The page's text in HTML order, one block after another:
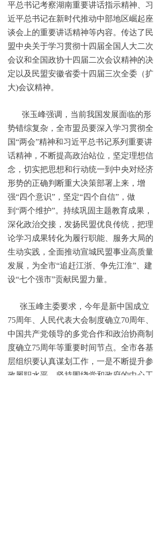
平总书记考察湖南重要讲话指示精神、习
近平总书记在新时代推动中部地区崛起座
谈会上的重要讲话精神等内容。传达了民
盟中央关于学习贯彻十四届全国人大二次
会议和全国政协十四届二次会议精神的决
定以及民盟安徽省委十四届三次全委（扩
大)会议精神。
张玉峰强调，当前我国发展面临的形
势错综复杂，全市盟员要深入学习贯彻全
国“两会”精神和习近平总书记系列重要讲
话精神，不断提高政治站位，坚定理想信
念，切实把思想和行动统一到中央对经济
形势的正确判断重大决策部署上来，增
强“四个意识”，坚定“四个自信”，做
到“两个维护”。持续巩固主题教育成果，
深化政治交接，发扬民盟优良传统，把理
论学习成果转化为履行职能、服务大局的
生动实践，全面推动宣城民盟事业高质量
发展，为全市“追赶江浙、争先江淮”、建
设“七个强市”贡献民盟力量。
张玉峰主委要求，今年是新中国成立
75周年、人民代表大会制度确立70周年、
中国共产党领导的多党合作和政治协商制
度确立75周年等重要时间节点。全市各基
层组织要认真谋划工作，一是不断提升参
政履职水平，坚持围绕党和政府的中心工